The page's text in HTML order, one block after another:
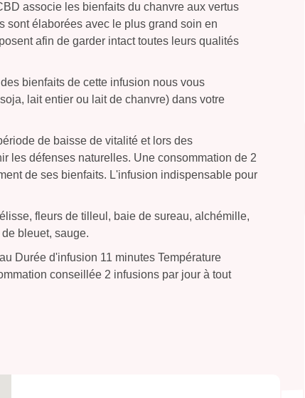
associe les bienfaits du chanvre aux vertus
sont élaborées avec le plus grand soin en
afin de garder intact toutes leurs qualités
bienfaits de cette infusion nous vous
lait entier ou lait de chanvre) dans votre
de baisse de vitalité et lors des
les défenses naturelles. Une consommation de 2
de ses bienfaits. L'infusion indispensable pour
fleurs de tilleul, baie de sureau, alchémille,
bleuet, sauge.
Durée d'infusion 11 minutes Température
conseillée 2 infusions par jour à tout